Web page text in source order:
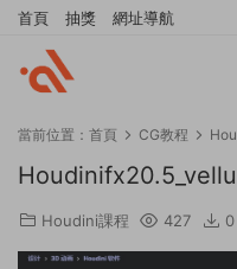
首頁 抽獎 網址導航
當前位置： 首頁 CG教程
Houdini課程 427 0